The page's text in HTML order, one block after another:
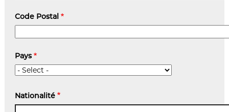
Code Postal
Pays
Nationalité